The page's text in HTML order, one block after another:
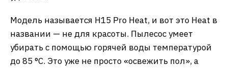
Модель называется H15 Pro Heat, и вот это Heat в
названии — не для красоты. Пылесос умеет
убирать с помощью горячей воды температурой
до 85 °C. Это уже не просто «освежить пол», а